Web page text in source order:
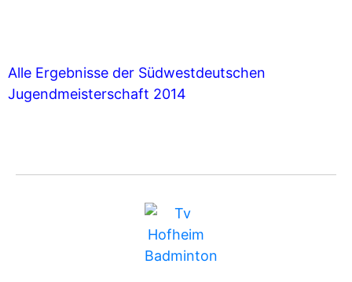
Alle Ergebnisse der Südwestdeutschen
Jugendmeisterschaft 2014